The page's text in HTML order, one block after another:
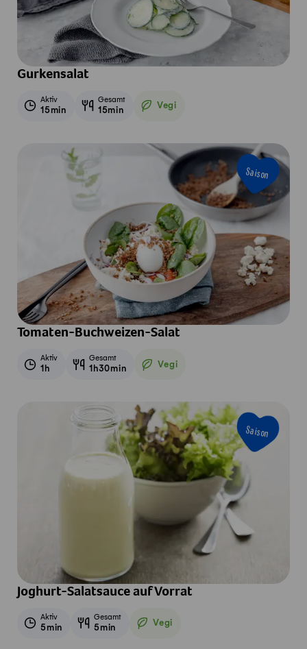
Gurkensalat
Aktiv
15min
Gesamt
15min Vegi
Vegetarisch
Saison
Tomaten-Buchweizen-Salat
Aktiv
1h
Gesamt
1h30min Vegi
Vegetarisch
Saison
Joghurt-Salatsauce auf Vorrat
Aktiv
5min
Gesamt
5min Vegi
Vegetarisch